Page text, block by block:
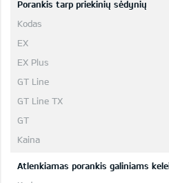
Porankis tarp priekinių sėdynių
Atlenkiamas porankis galiniams